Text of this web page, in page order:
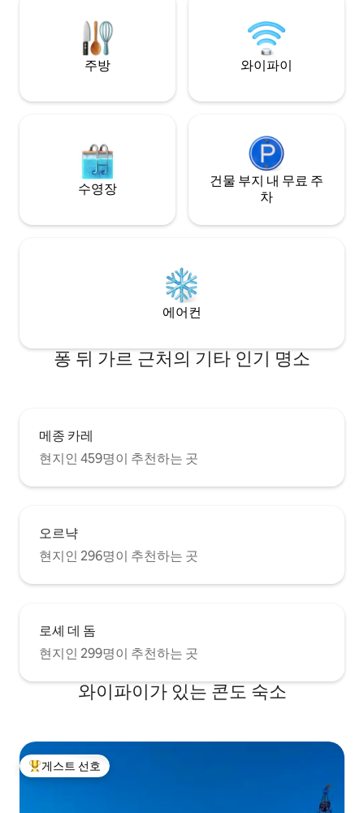
을 갖춘 타워 방문이 함께 예약됩니다.
주방 와이파이
수영장
건물 부지 내 무료 주
차
에어컨
퐁 뒤 가르 근처의 기타 인기 명소
메종 카레
현지인 459명이 추천하는 곳
오르냑
현지인 296명이 추천하는 곳
로셰 데 돔
현지인 299명이 추천하는 곳
와이파이가 있는 콘도 숙소
상위 게스트 선호
게스트 선호